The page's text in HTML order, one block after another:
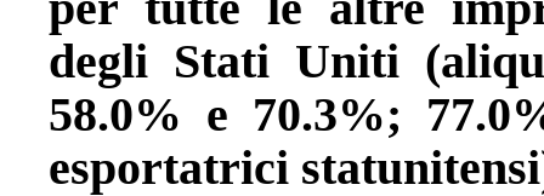
degli Stati Uniti
58.0% e 70.3%;
esportatrici